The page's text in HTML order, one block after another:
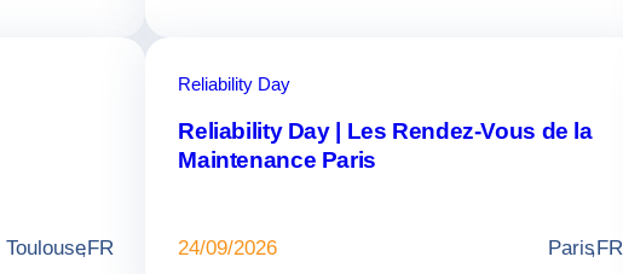
Toulouse
,FR
Reliability Day
Reliability Day | Les Rendez-Vous de la
Maintenance Paris
24/09/2026 Paris
,FR